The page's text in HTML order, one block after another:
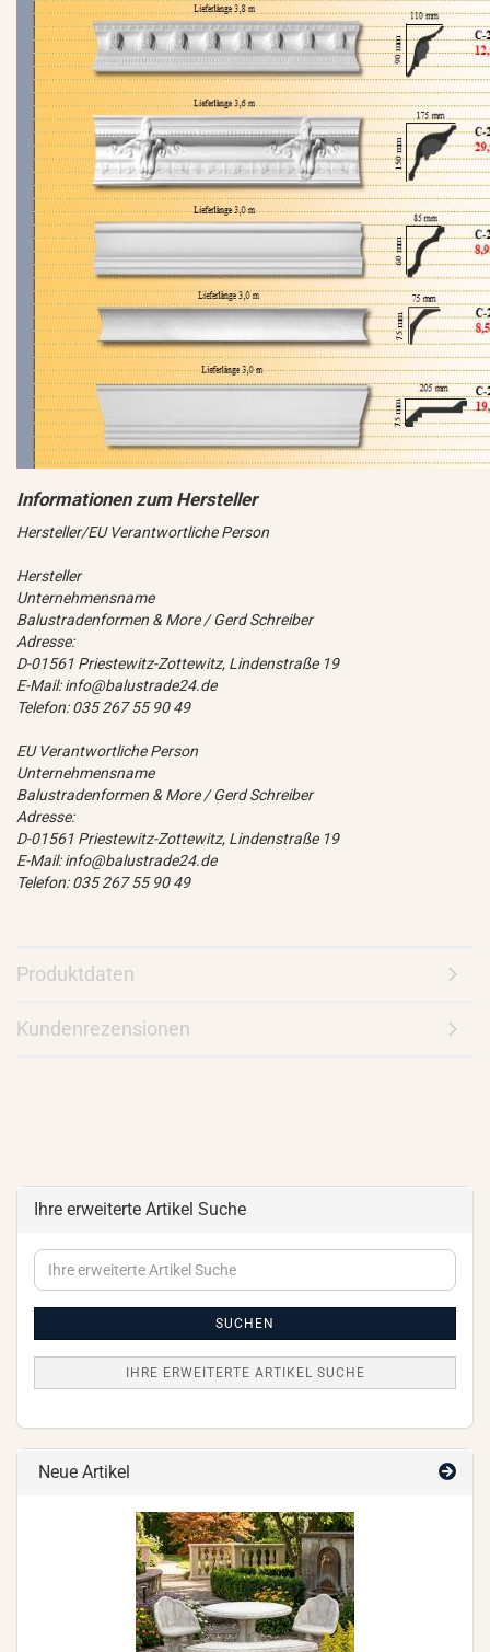
Hersteller/EU Verantwortliche Person
Hersteller
Unternehmensname
Balustradenformen & More / Gerd Schreiber
Adresse:
D-01561 Priestewitz-Zottewitz, Lindenstraße 19
E-Mail: info@balustrade24.de
Telefon: 035 267 55 90 49
EU Verantwortliche Person
Unternehmensname
Balustradenformen & More / Gerd Schreiber
Adresse:
D-01561 Priestewitz-Zottewitz, Lindenstraße 19
E-Mail: info@balustrade24.de
Telefon: 035 267 55 90 49
Produktdaten
Kundenrezensionen
Ihre erweiterte Artikel Suche
Ihre
erweiterte
SUCHEN
IHRE ERWEITERTE ARTIKEL SUCHE
Neue Artikel